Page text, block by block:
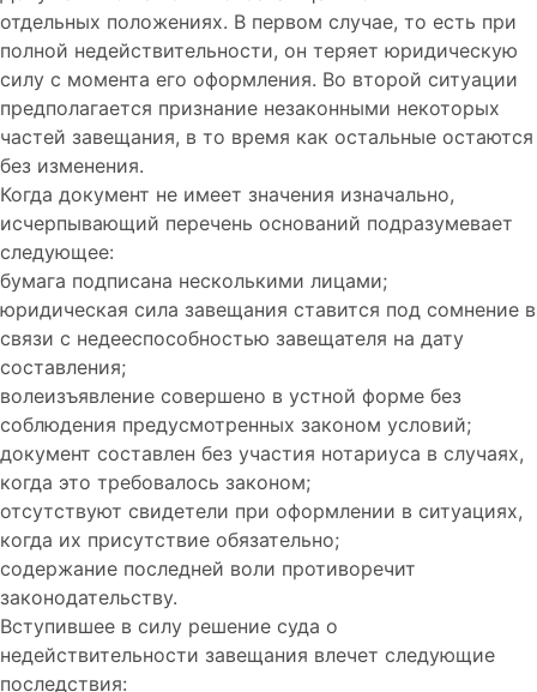
отдельных положениях. В первом случае, то есть при
полной недействительности, он теряет юридическую
силу с момента его оформления. Во второй ситуации
предполагается признание незаконными некоторых
частей завещания, в то время как остальные остаются
без изменения.
Когда документ не имеет значения изначально,
исчерпывающий перечень оснований подразумевает
следующее:
бумага подписана несколькими лицами;
юридическая сила завещания ставится под сомнение в
связи с недееспособностью завещателя на дату
составления;
волеизъявление совершено в устной форме без
соблюдения предусмотренных законом условий;
документ составлен без участия нотариуса в случаях,
когда это требовалось законом;
отсутствуют свидетели при оформлении в ситуациях,
когда их присутствие обязательно;
содержание последней воли противоречит
законодательству.
Вступившее в силу решение суда о
недействительности завещания влечет следующие
последствия: